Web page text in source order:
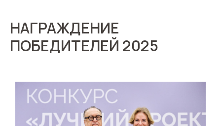
НАГРАЖДЕНИЕ
ПОБЕДИТЕЛЕЙ 2025